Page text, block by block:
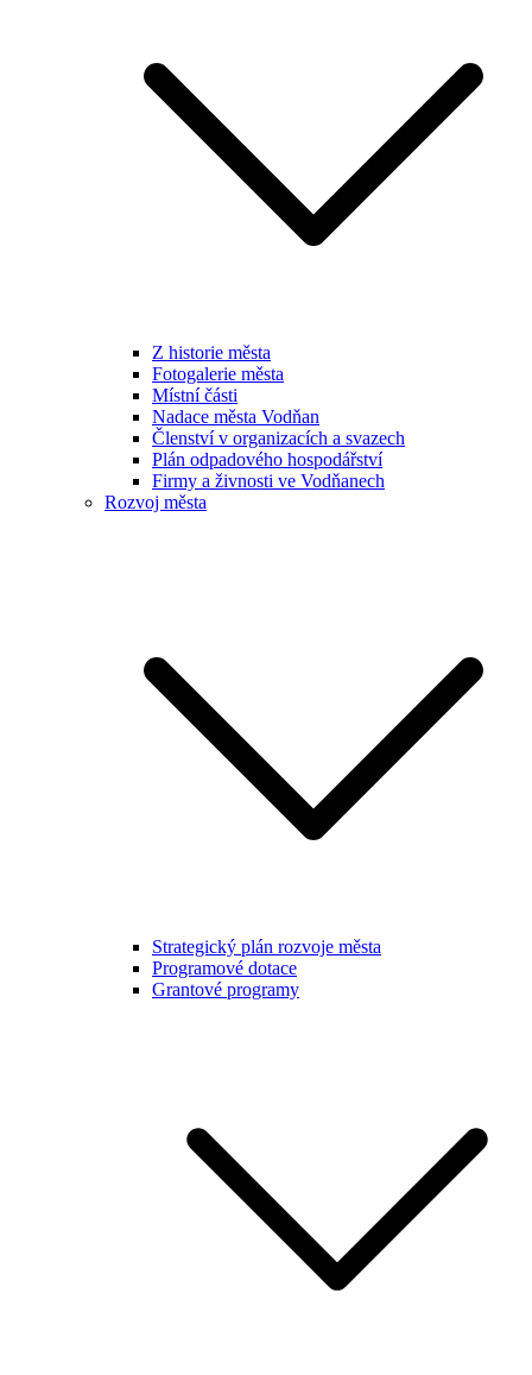
Z historie města
Fotogalerie města
Místní části
Nadace města Vodňan
Členství v organizacích a svazech
Plán odpadového hospodářství
Firmy a živnosti ve Vodňanech
Rozvoj města
Strategický plán rozvoje města
Programové dotace
Grantové programy